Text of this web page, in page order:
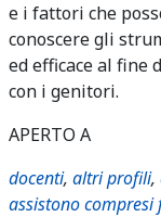
e i fattori che
conoscere gli
ed efficace al fine
con i genitori.
APERTO A
docenti, altri profili,
assistono